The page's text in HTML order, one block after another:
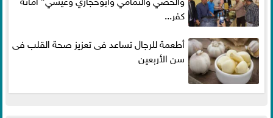
كفر...
أطعمة للرجال تساعد فى تعزيز صحة القلب فى
سن الأربعين